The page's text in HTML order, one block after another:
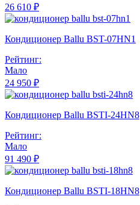
26 610 ₽
Кондиционер Ballu BST-07HN1
Рейтинг:
Мало
24 950 ₽
Кондиционер Ballu BSTI-24HN8
Рейтинг:
Мало
91 490 ₽
Кондиционер Ballu BSTI-18HN8